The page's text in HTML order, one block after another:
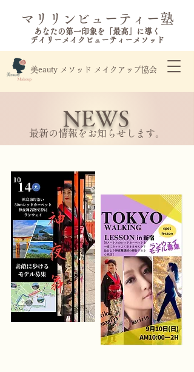
​美eauty メソッド メイクアップ協会
​マリリンビューティー塾
あなたの第一印象を「最高」に導く
​デイリーメイクビューティーメソッド
NEWS
​最新の情報をお知らせします。